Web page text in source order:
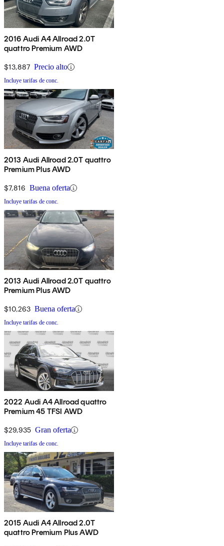
2016 Audi A4 Allroad 2.0T
quattro Premium AWD
$13,887 Precio alto
Incluye tarifas de conc.
2013 Audi Allroad 2.0T quattro
Premium Plus AWD
$7,816 Buena oferta
Incluye tarifas de conc.
2013 Audi Allroad 2.0T quattro
Premium Plus AWD
$10,263 Buena oferta
Incluye tarifas de conc.
2022 Audi A4 Allroad quattro
Premium 45 TFSI AWD
$29,935 Gran oferta
Incluye tarifas de conc.
2015 Audi A4 Allroad 2.0T
quattro Premium Plus AWD